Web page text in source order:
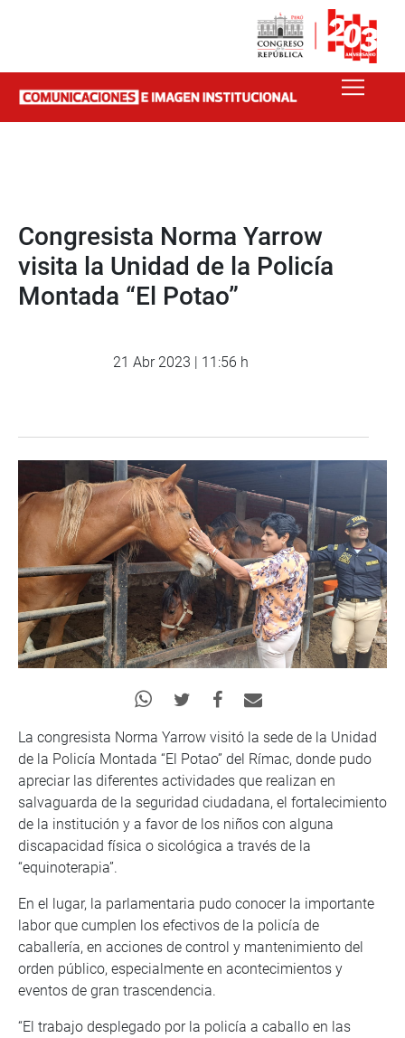
Congresista Norma Yarrow
visita la Unidad de la Policía
Montada “El Potao”
21 Abr 2023 | 11:56 h
La congresista Norma Yarrow visitó la sede de la Unidad
de la Policía Montada “El Potao” del Rímac, donde pudo
apreciar las diferentes actividades que realizan en
salvaguarda de la seguridad ciudadana, el fortalecimiento
de la institución y a favor de los niños con alguna
discapacidad física o sicológica a través de la
“equinoterapia”.
En el lugar, la parlamentaria pudo conocer la importante
labor que cumplen los efectivos de la policía de
caballería, en acciones de control y mantenimiento del
orden público, especialmente en acontecimientos y
eventos de gran trascendencia.
“El trabajo desplegado por la policía a caballo en las